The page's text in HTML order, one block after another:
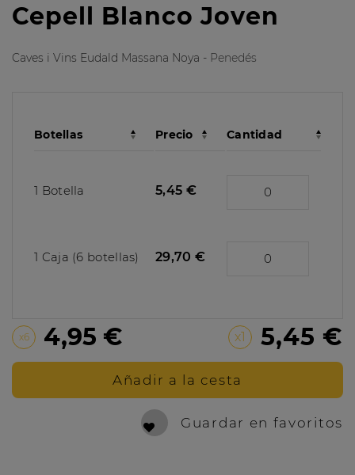
Cepell Blanco Joven
Caves i Vins Eudald Massana Noya - Penedés
Botellas Precio Cantidad
1 Botella 5,45 €
1 Caja (6 botellas) 29,70 €
x6 4,95 € x1 5,45 €
Añadir a la cesta
Guardar en favoritos